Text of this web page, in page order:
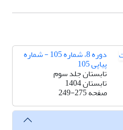
دوره 8، شماره 105 - شماره
پیاپی 105
تابستان جلد سوم
تابستان 1404
صفحه249-275